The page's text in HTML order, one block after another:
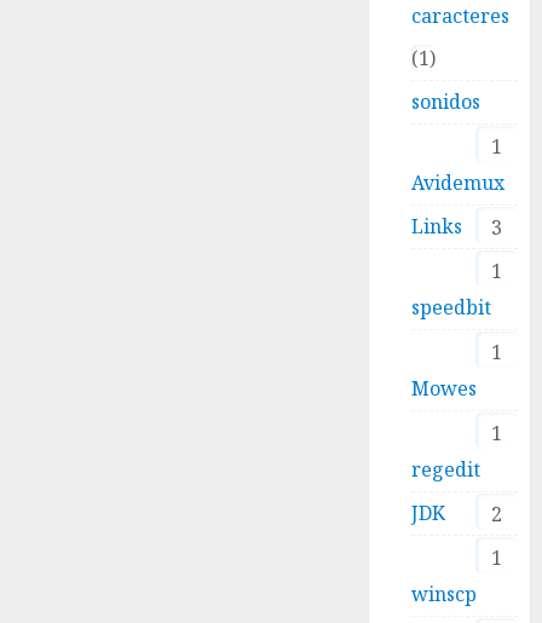
caracteres
1
sonidos
1
Avidemux
3
Links
1
speedbit
1
Mowes
1
regedit
2
JDK
1
winscp